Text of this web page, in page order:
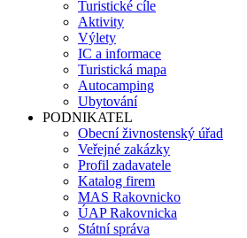
Turistické cíle
Aktivity
Výlety
IC a informace
Turistická mapa
Autocamping
Ubytování
PODNIKATEL
Obecní živnostenský úřad
Veřejné zakázky
Profil zadavatele
Katalog firem
MAS Rakovnicko
ÚAP Rakovnicka
Státní správa